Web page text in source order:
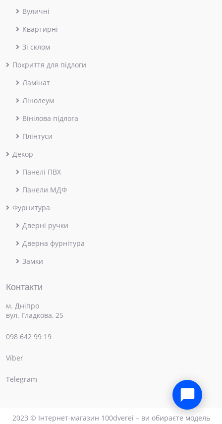
Вуличні
Квартирні
Зі склом
Покриття для підлоги
Ламінат
Лінолеум
Вінілова підлога
Плінтуси
Декор
Панелі ПВХ
Панели МДФ
Фурнитура
Дверні ручки
Дверна фурнітура
Замки
Контакти
м. Дніпро
вул. Гладкова, 25
098 642 99 19
Viber
Telegram
2023 © Інтернет-магазин 100dverei – ви обираєте модель